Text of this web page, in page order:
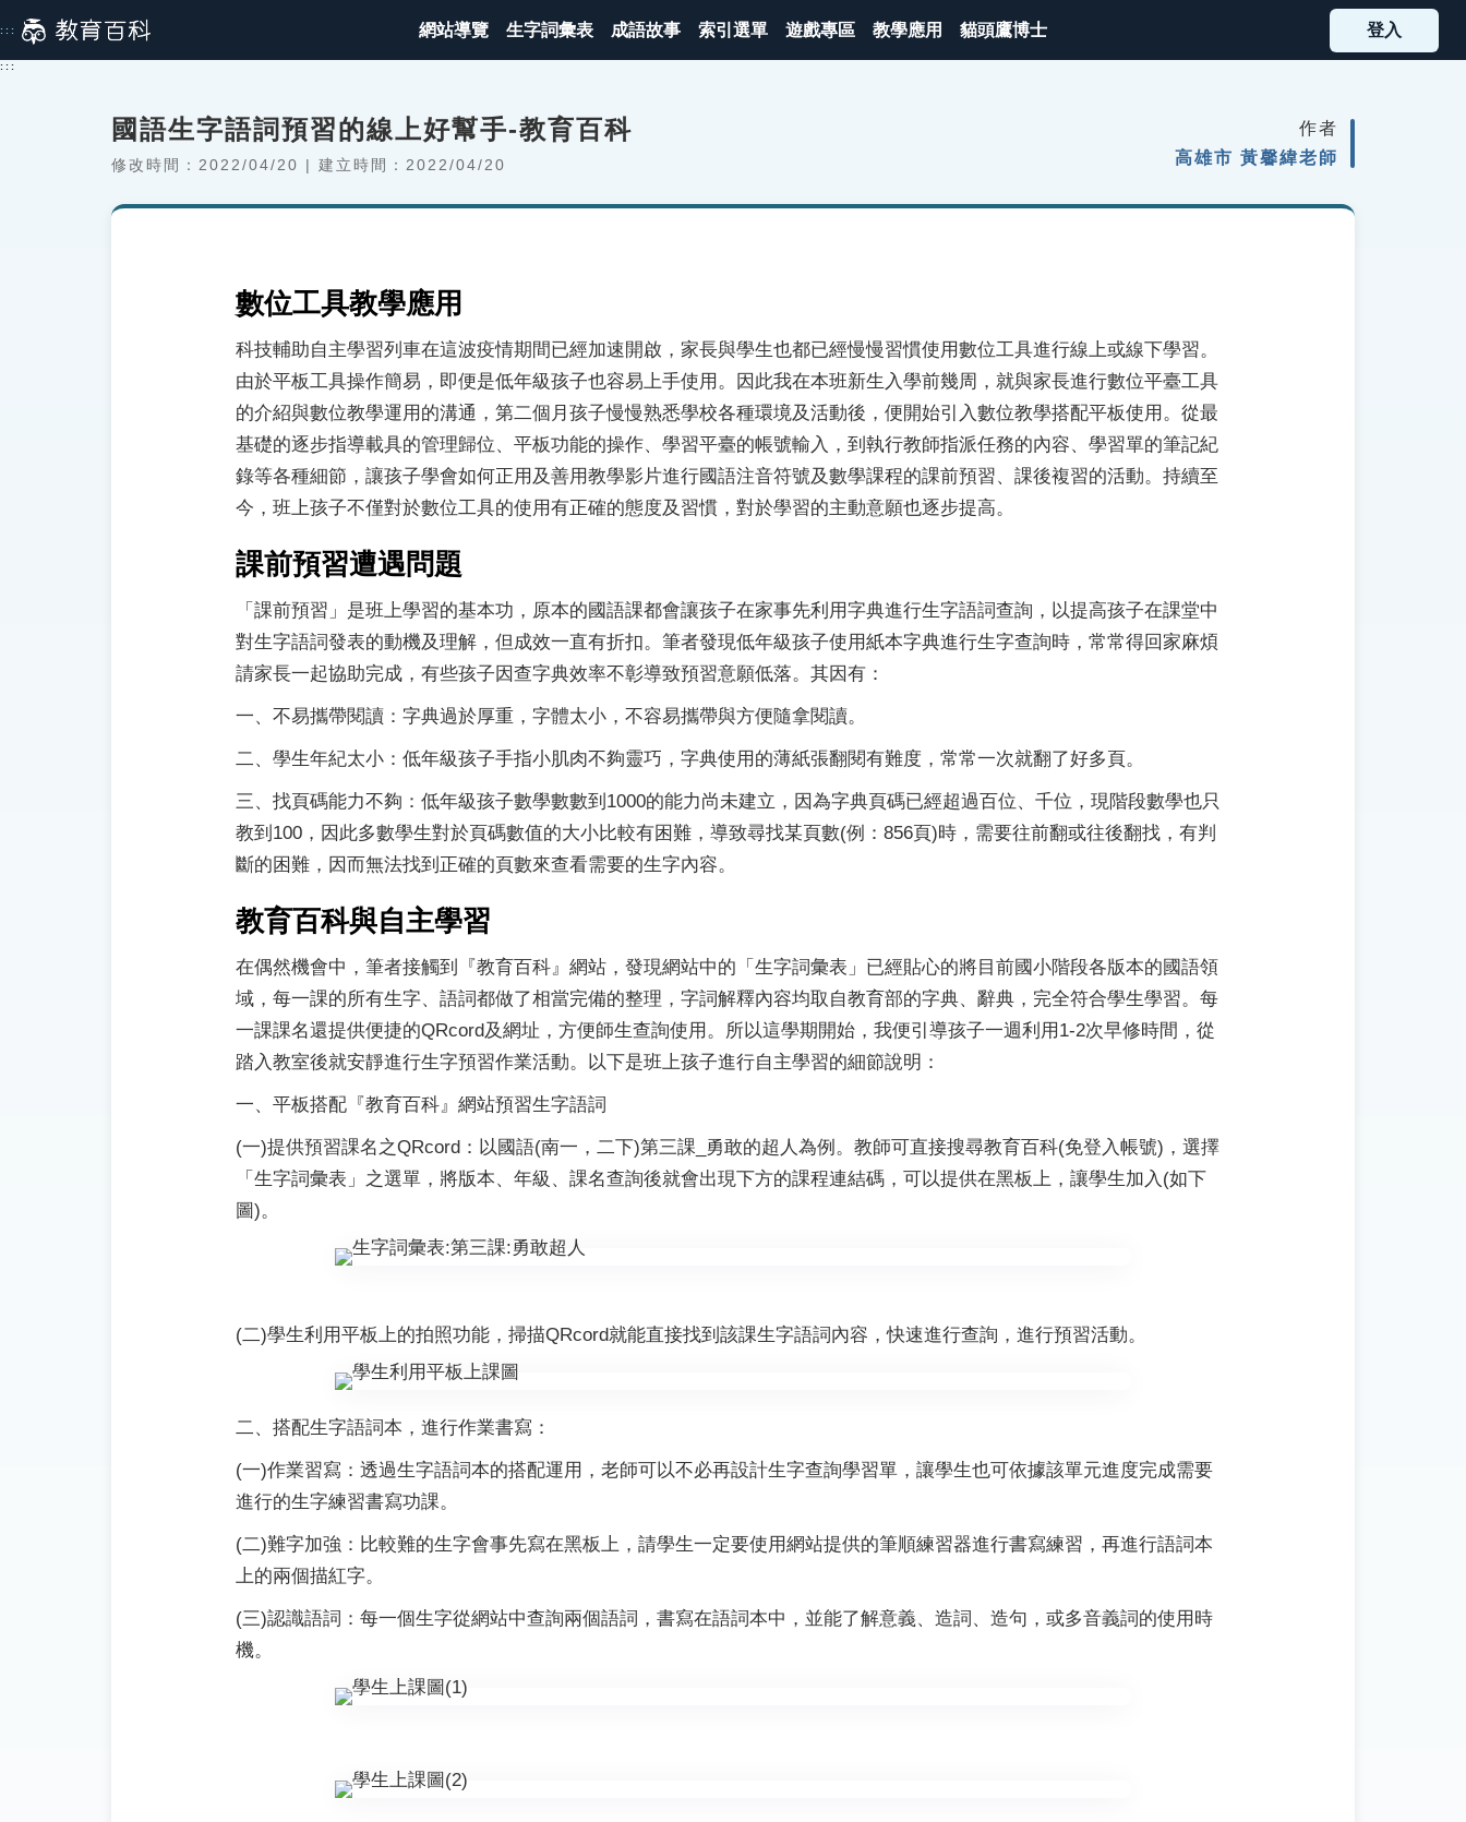
到
主
::: 網站導覽 生字詞彙表 成語故事 索引選單 遊戲專區 教學應用 貓頭鷹博士 登入
:::
國語生字語詞預習的線上好幫手-教育百科
修改時間：2022/04/20 | 建立時間：2022/04/20
作者
高雄市 黃馨緯老師
數位工具教學應用
科技輔助自主學習列車在這波疫情期間已經加速開啟，家長與學生也都已經慢慢習慣使用數位工具進行線上或線下學習。
由於平板工具操作簡易，即便是低年級孩子也容易上手使用。因此我在本班新生入學前幾周，就與家長進行數位平臺工具
的介紹與數位教學運用的溝通，第二個月孩子慢慢熟悉學校各種環境及活動後，便開始引入數位教學搭配平板使用。從最
基礎的逐步指導載具的管理歸位、平板功能的操作、學習平臺的帳號輸入，到執行教師指派任務的內容、學習單的筆記紀
錄等各種細節，讓孩子學會如何正用及善用教學影片進行國語注音符號及數學課程的課前預習、課後複習的活動。持續至
今，班上孩子不僅對於數位工具的使用有正確的態度及習慣，對於學習的主動意願也逐步提高。
課前預習遭遇問題
「課前預習」是班上學習的基本功，原本的國語課都會讓孩子在家事先利用字典進行生字語詞查詢，以提高孩子在課堂中
對生字語詞發表的動機及理解，但成效一直有折扣。筆者發現低年級孩子使用紙本字典進行生字查詢時，常常得回家麻煩
請家長一起協助完成，有些孩子因查字典效率不彰導致預習意願低落。其因有：
一、不易攜帶閱讀：字典過於厚重，字體太小，不容易攜帶與方便隨拿閱讀。
二、學生年紀太小：低年級孩子手指小肌肉不夠靈巧，字典使用的薄紙張翻閱有難度，常常一次就翻了好多頁。
三、找頁碼能力不夠：低年級孩子數學數數到1000的能力尚未建立，因為字典頁碼已經超過百位、千位，現階段數學也只
教到100，因此多數學生對於頁碼數值的大小比較有困難，導致尋找某頁數(例：856頁)時，需要往前翻或往後翻找，有判
斷的困難，因而無法找到正確的頁數來查看需要的生字內容。
教育百科與自主學習
在偶然機會中，筆者接觸到『教育百科』網站，發現網站中的「生字詞彙表」已經貼心的將目前國小階段各版本的國語領
域，每一課的所有生字、語詞都做了相當完備的整理，字詞解釋內容均取自教育部的字典、辭典，完全符合學生學習。每
一課課名還提供便捷的QRcord及網址，方便師生查詢使用。所以這學期開始，我便引導孩子一週利用1-2次早修時間，從
踏入教室後就安靜進行生字預習作業活動。以下是班上孩子進行自主學習的細節說明：
一、平板搭配『教育百科』網站預習生字語詞
(一)提供預習課名之QRcord：以國語(南一，二下)第三課_勇敢的超人為例。教師可直接搜尋教育百科(免登入帳號)，選擇
「生字詞彙表」之選單，將版本、年級、課名查詢後就會出現下方的課程連結碼，可以提供在黑板上，讓學生加入(如下
圖)。
(二)學生利用平板上的拍照功能，掃描QRcord就能直接找到該課生字語詞內容，快速進行查詢，進行預習活動。
二、搭配生字語詞本，進行作業書寫：
(一)作業習寫：透過生字語詞本的搭配運用，老師可以不必再設計生字查詢學習單，讓學生也可依據該單元進度完成需要
進行的生字練習書寫功課。
(二)難字加強：比較難的生字會事先寫在黑板上，請學生一定要使用網站提供的筆順練習器進行書寫練習，再進行語詞本
上的兩個描紅字。
(三)認識語詞：每一個生字從網站中查詢兩個語詞，書寫在語詞本中，並能了解意義、造詞、造句，或多音義詞的使用時
機。